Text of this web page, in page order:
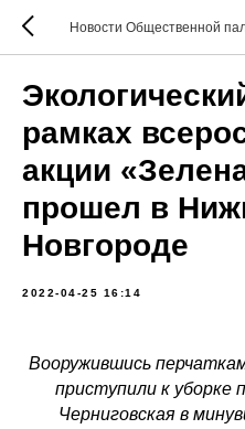
Новости Общественной
рамках
акции
прошел в
Новгороде
2022-04-25 16:14
Вооружившись
приступили к уборке
Черниговская в